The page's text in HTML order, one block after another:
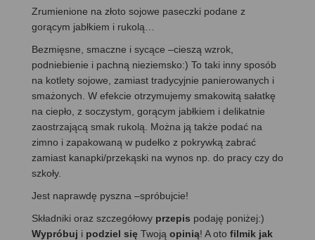
Zrumienione na złoto sojowe paseczki podane z
gorącym jabłkiem i rukolą…
Bezmięsne, smaczne i sycące –cieszą wzrok,
podniebienie i pachną nieziemsko:) To taki inny sposób
na kotlety sojowe, zamiast tradycyjnie panierowanych i
smażonych. W efekcie otrzymujemy smakowitą sałatkę
na ciepło, z soczystym, gorącym jabłkiem i delikatnie
zaostrzającą smak rukolą. Można ją także podać na
zimno i zapakowaną w pudełko z pokrywką zabrać
zamiast kanapki/przekąski na wynos np. do pracy czy do
szkoły.
Jest naprawdę pyszna –spróbujcie!
Składniki oraz szczegółowy przepis podaję poniżej:)
Wypróbuj i podziel się Twoją opinią! A oto filmik jak